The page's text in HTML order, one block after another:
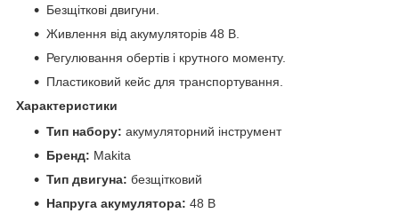
Безщіткові двигуни.
Живлення від акумуляторів 48 В.
Регулювання обертів і крутного моменту.
Пластиковий кейс для транспортування.
Характеристики
Тип набору: акумуляторний інструмент
Бренд: Makita
Тип двигуна: безщітковий
Напруга акумулятора: 48 В